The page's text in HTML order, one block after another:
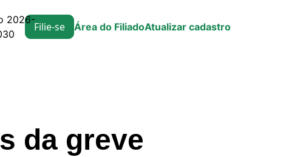
2026-
Filie-se Área do FiliadoAtualizar cadastro
da greve